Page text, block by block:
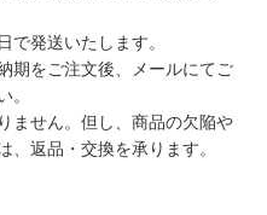
で発送いたします。
期をご注文後、メールにてご
。
ません。但し、商品の欠陥や
、返品・交換を承ります。